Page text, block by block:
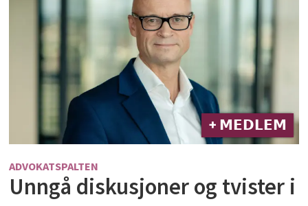
+ 𝗠𝗘𝗗𝗟𝗘𝗠
ADVOKATSPALTEN
Unngå diskusjoner og tvister i